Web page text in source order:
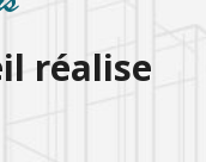
réalise